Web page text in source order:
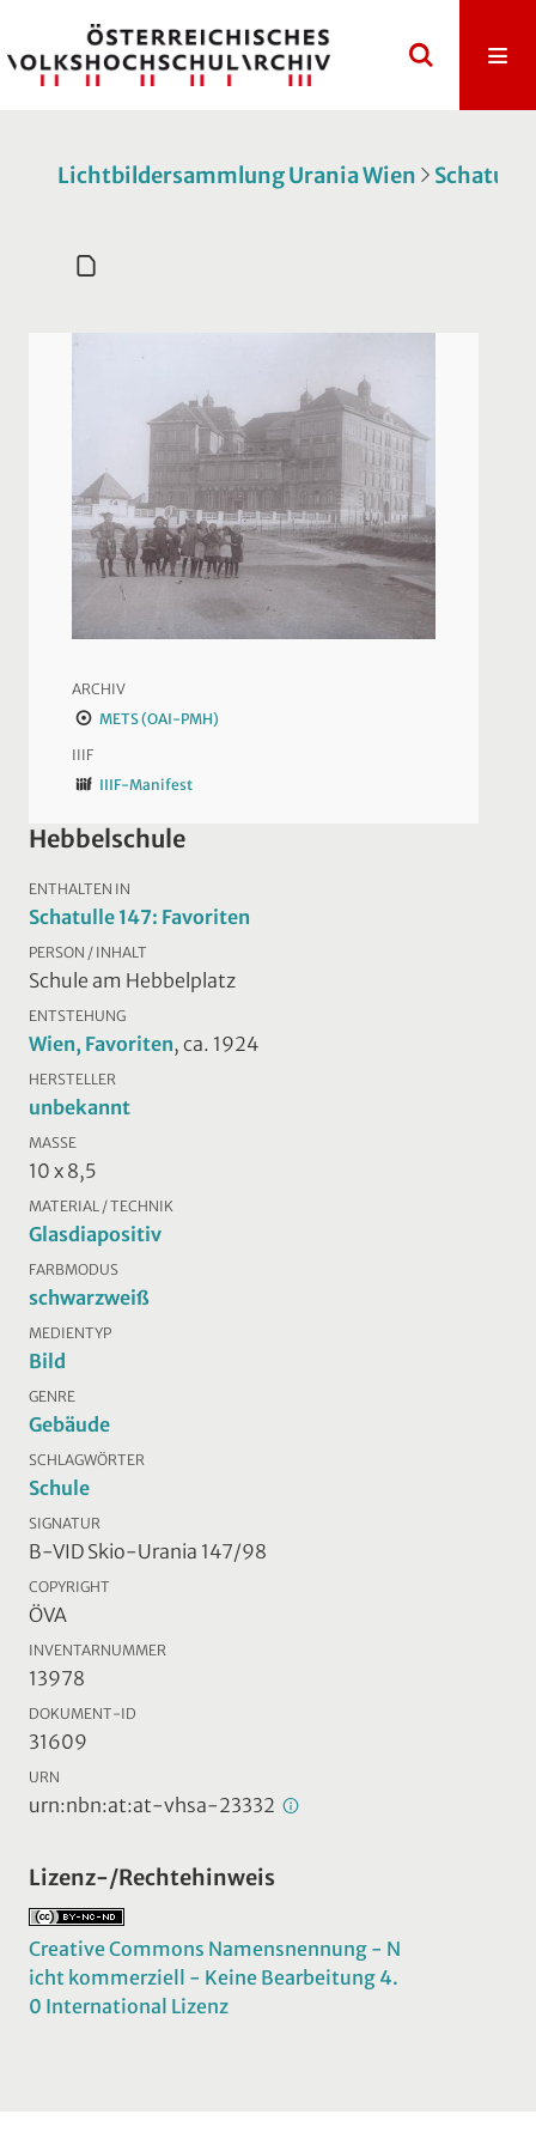
Lichtbildersammlung Urania Wien
ARCHIV
METS (OAI-PMH)
IIIF
IIIF-Manifest
Hebbelschule
ENTHALTEN IN
Schatulle 147: Favoriten
PERSON / INHALT
Schule am Hebbelplatz
ENTSTEHUNG
Wien, Favoriten, ca. 1924
HERSTELLER
unbekannt
MASSE
10 x 8,5
MATERIAL / TECHNIK
Glasdiapositiv
FARBMODUS
schwarzweiß
MEDIENTYP
Bild
GENRE
Gebäude
SCHLAGWÖRTER
Schule
SIGNATUR
B-VID Skio-Urania 147/98
COPYRIGHT
ÖVA
INVENTARNUMMER
13978
DOKUMENT-ID
31609
URN
urn:nbn:at:at-vhsa-23332
Lizenz-/Rechtehinweis
Creative Commons Namensnennung - N
icht kommerziell - Keine Bearbeitung 4.
0 International Lizenz